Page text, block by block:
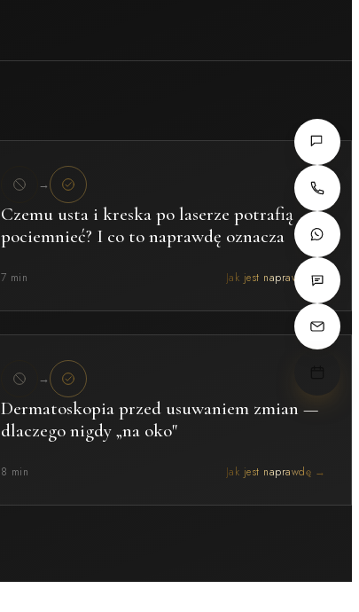
→
Czemu usta i kreska po laserze potrafią
pociemnieć? I co to naprawdę oznacza
7 min Jak jest naprawdę →
→
Dermatoskopia przed usuwaniem zmian —
dlaczego nigdy „na oko"
8 min Jak jest naprawdę →